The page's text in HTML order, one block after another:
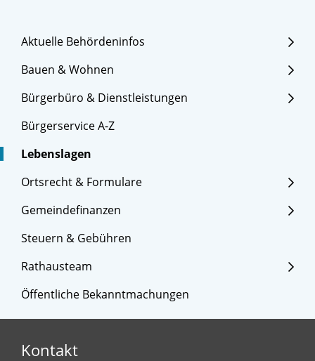
Aktuelle Behördeninfos
Bauen & Wohnen
Bürgerbüro & Dienstleistungen
Bürgerservice A-Z
Lebenslagen
Ortsrecht & Formulare
Gemeindefinanzen
Steuern & Gebühren
Rathausteam
Öffentliche Bekanntmachungen
Kontakt